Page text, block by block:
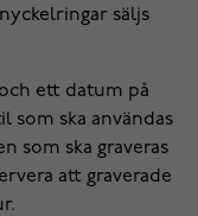
säljs
ett datum på
som ska användas
som ska graveras
att graverade